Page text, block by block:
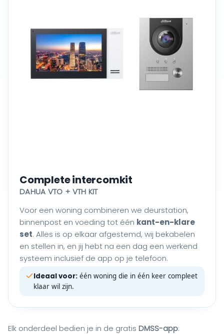
Complete intercomkit
DAHUA VTO + VTH KIT
Voor een woning combineren we deurstation,
binnenpost en voeding tot één kant-en-klare
set. Alles is op elkaar afgestemd, wij bekabelen
en stellen in, en jij hebt na een dag een werkend
systeem inclusief de app op je telefoon.
Ideaal voor: één woning die in één keer compleet
klaar wil zijn.
Elk onderdeel bedien je in de gratis DMSS-app: